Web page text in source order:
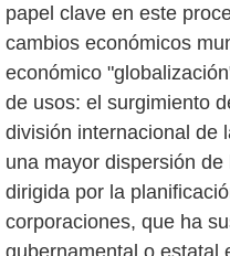
papel clave en este
cambios económicos
económico
de usos: el surgimiento
división internacional de
una mayor dispersión
dirigida por la
corporaciones, que ha